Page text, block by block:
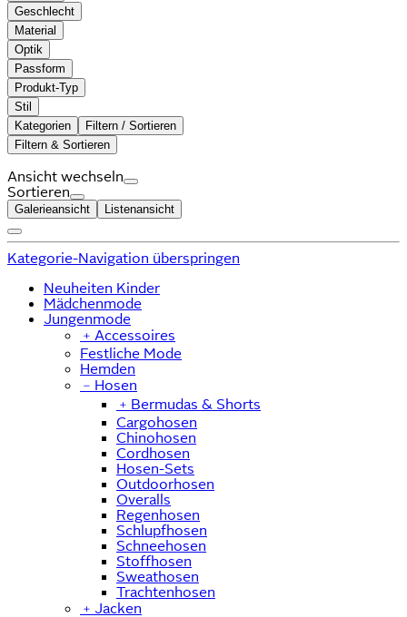
Geschlecht
Material
Optik
Passform
Produkt-Typ
Stil
Kategorien
Filtern / Sortieren
Filtern & Sortieren
Ansicht wechseln
Sortieren
Galerieansicht Listenansicht
Kategorie-Navigation überspringen
Neuheiten Kinder
Mädchenmode
Jungenmode
﹢ Accessoires
Festliche Mode
Hemden
﹣ Hosen
﹢ Bermudas & Shorts
Cargohosen
Chinohosen
Cordhosen
Hosen-Sets
Outdoorhosen
Overalls
Regenhosen
Schlupfhosen
Schneehosen
Stoffhosen
Sweathosen
Trachtenhosen
﹢ Jacken